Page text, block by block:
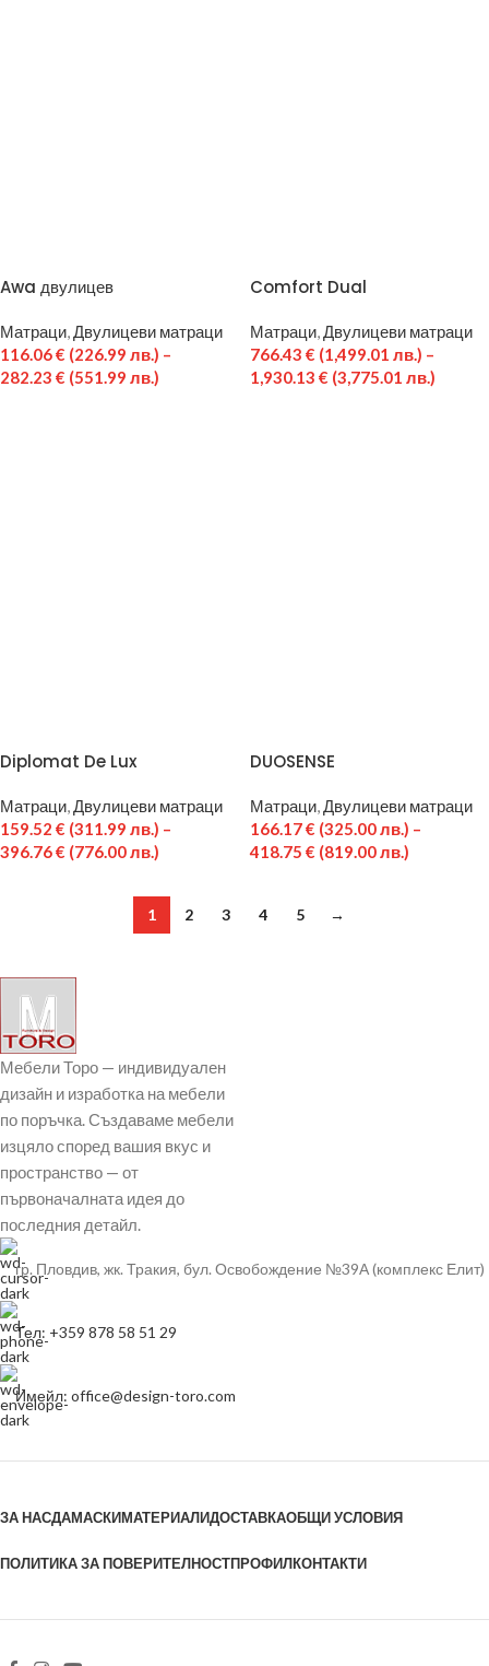
Awa двулицев
Матраци,Двулицеви матраци
116.06€ (226.99 лв.) –
282.23 € (551.99 лв.)
Comfort Dual
Матраци,Двулицеви матраци
766.43 € (1,499.01 лв.) –
1,930.13 € (3,775.01 лв.)
Diplomat De Lux
Матраци,Двулицеви матраци
159.52 € (311.99 лв.) –
396.76€ (776.00 лв.)
DUOSENSE
Матраци,Двулицеви матраци
166.17€ (325.00 лв.) –
418.75 € (819.00 лв.)
1 2 3 4 5 →
Мебели Торо — индивидуален
дизайн и изработка на мебели
по поръчка. Създаваме мебели
изцяло според вашия вкус и
пространство — от
първоначалната идея до
последния детайл.
гр. Пловдив, жк. Тракия, бул. Освобождение №39А (комплекс Елит)
Тел: +359 878 58 51 29
Имейл: office@design-toro.com
ЗА НАСДАМАСКИМАТЕРИАЛИДОСТАВКАОБЩИ УСЛОВИЯ
ПОЛИТИКА ЗА ПОВЕРИТЕЛНОСТПРОФИЛКОНТАКТИ